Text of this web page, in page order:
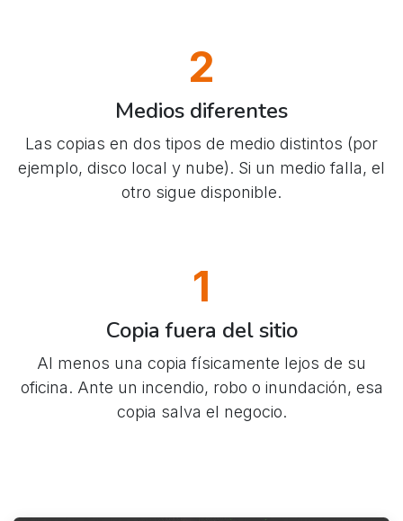
2
Medios diferentes
Las copias en dos tipos de medio distintos (por
ejemplo, disco local y nube). Si un medio falla, el
otro sigue disponible.
1
Copia fuera del sitio
Al menos una copia físicamente lejos de su
oficina. Ante un incendio, robo o inundación, esa
copia salva el negocio.